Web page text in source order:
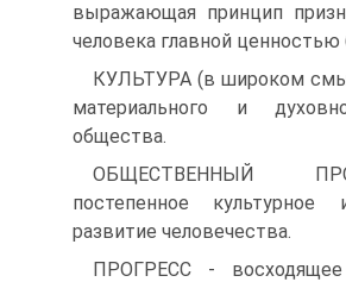
выражающая принцип
человека главной ценностью
КУЛЬТУРА (в широком
материального и
общества.
ОБЩЕСТВЕННЫЙ
постепенное культурное
развитие человечества.
ПРОГРЕСС -